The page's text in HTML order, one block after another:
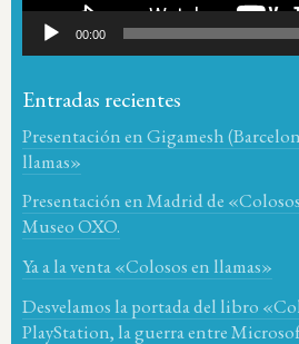
00:00
Entradas recientes
Presentación en Gigamesh
llamas»
Presentación en Madrid de
Museo OXO.
Ya a la venta «Colosos en llamas»
Desvelamos la portada del libro
PlayStation, la guerra entre